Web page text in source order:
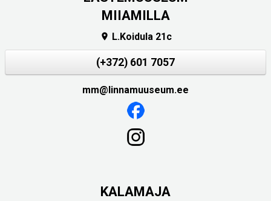
MIIAMILLA
 L.Koidula 21c
(+372) 601 7057
mm@linnamuuseum.ee
KALAMAJA